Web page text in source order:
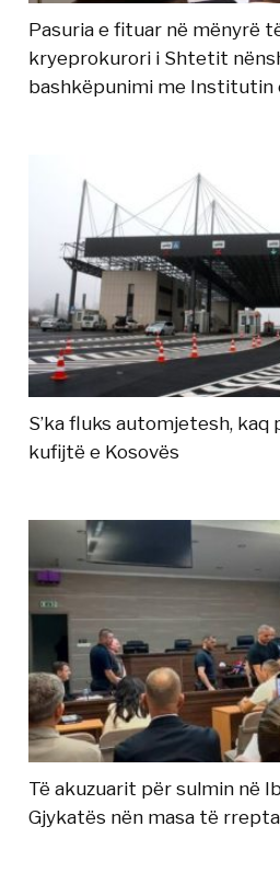
Pasuria e fituar në mënyrë
kryeprokurori i Shtetit
bashkëpunimi me Institutin
S’ka fluks automjetesh,
kufijtë e Kosovës
Të akuzuarit për sulmin në
Gjykatës nën masa të